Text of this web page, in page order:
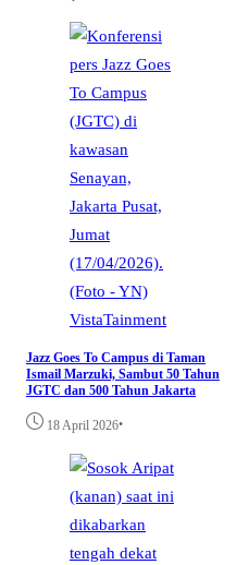
VistaTainment
Jazz Goes To Campus di Taman
Ismail Marzuki, Sambut 50 Tahun
JGTC dan 500 Tahun Jakarta
18 April 2026•